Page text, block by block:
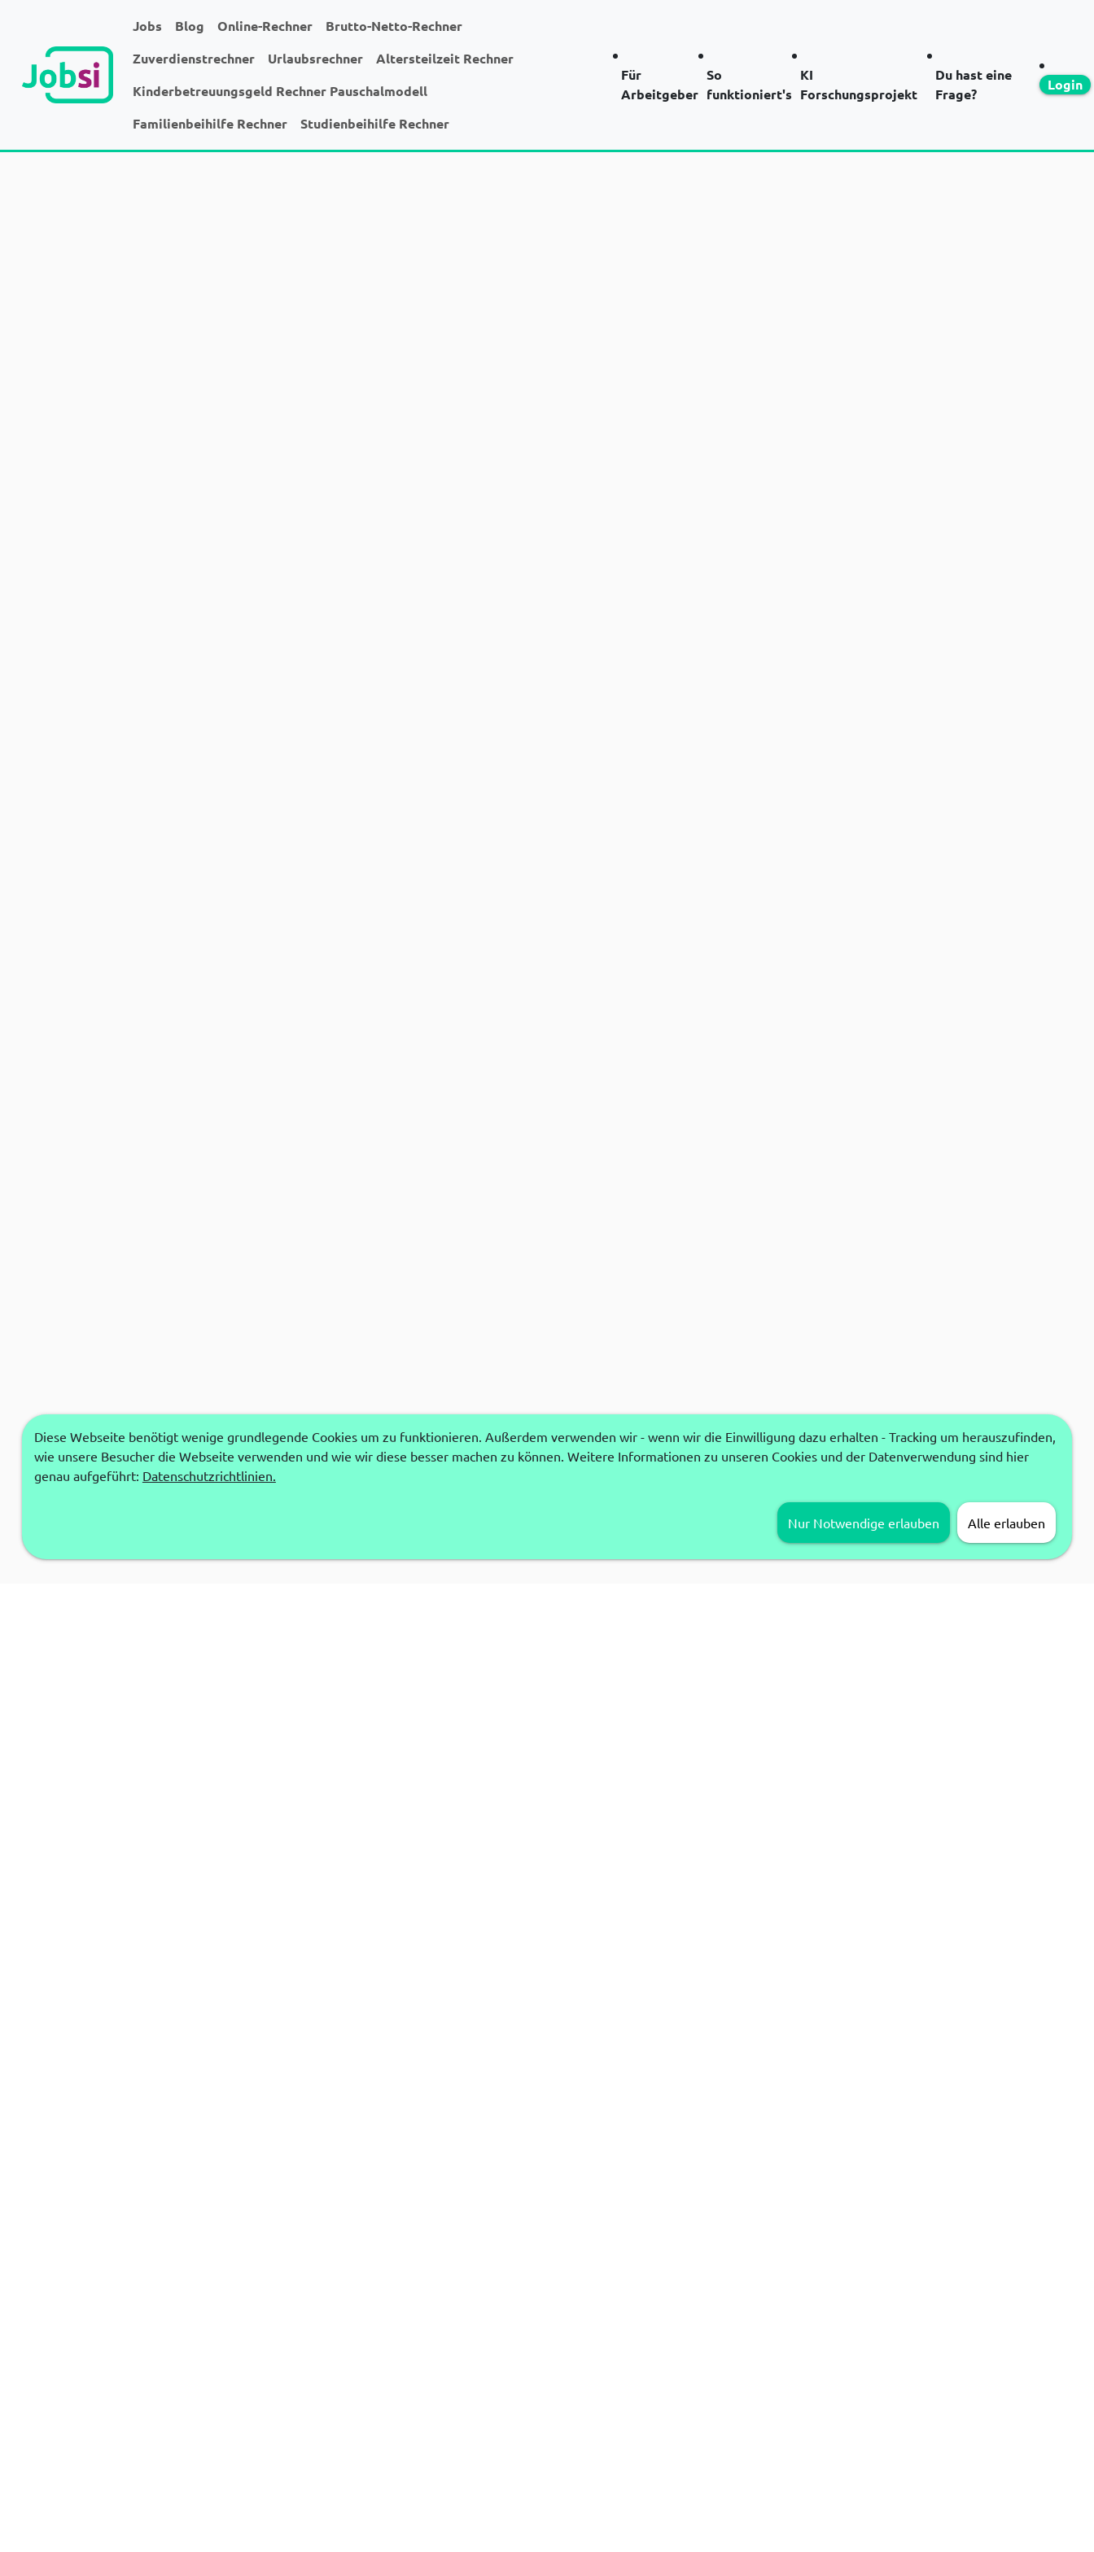
Jobs Blog Online-Rechner
Brutto-Netto-Rechner
Zuverdienstrechner
Urlaubsrechner
Altersteilzeit Rechner
Kinderbetreuungsgeld Rechner Pauschalmodell
Familienbeihilfe Rechner
Studienbeihilfe Rechner
Für
Arbeitgeber
So
funktioniert's
KI
Forschungsprojekt
Du hast eine
Frage?
Login
Diese Webseite benötigt wenige grundlegende Cookies um zu funktionieren. Außerdem verwenden wir - wenn wir die Einwilligung dazu erhalten - Tracking um herauszufinden,
wie unsere Besucher die Webseite verwenden und wie wir diese besser machen zu können. Weitere Informationen zu unseren Cookies und der Datenverwendung sind hier
genau aufgeführt: Datenschutzrichtlinien.
Nur Notwendige erlauben Alle erlauben